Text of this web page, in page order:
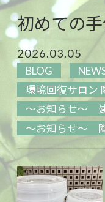
初めての
2026.03.05
BLOG
環境回復サロン
～お知らせ～
～お知らせ～ 陶